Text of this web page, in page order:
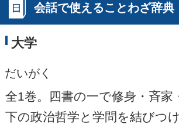
会話で使えることわざ辞典
大学
だいがく
全1巻。四書の一で修身・斉家
下の政治哲学と学問を結びつ